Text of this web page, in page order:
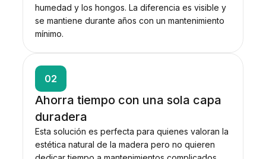
humedad y los hongos. La diferencia es visible y
se mantiene durante años con un mantenimiento
mínimo.
02
Ahorra tiempo con una sola capa
duradera
Esta solución es perfecta para quienes valoran la
estética natural de la madera pero no quieren